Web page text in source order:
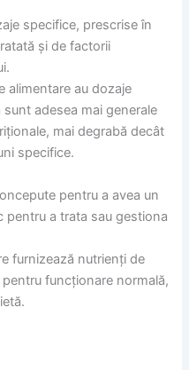
specifice, prescrise în
și de factorii
alimentare au dozaje
adesea mai generale
mai degrabă decât
specifice.
pentru a avea un
a trata sau gestiona
furnizează nutrienți de
funcționare normală,